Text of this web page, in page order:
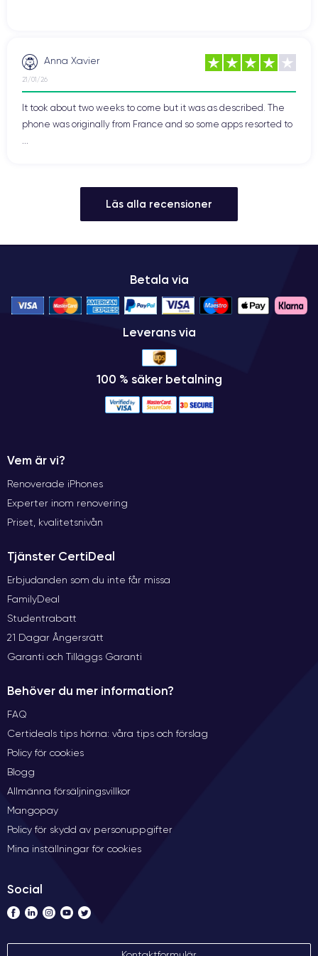
Anna Xavier
21/01/26
It took about two weeks to come but it was as described. The
phone was originally from France and so some apps resorted to
Läs alla recensioner
Betala via
Leverans via
100 % säker betalning
Vem är vi?
Renoverade iPhones
Experter inom renovering
Priset, kvalitetsnivån
Tjänster CertiDeal
Erbjudanden som du inte får missa
FamilyDeal
Studentrabatt
21 Dagar Ångersrätt
Garanti och Tilläggs Garanti
Behöver du mer information?
FAQ
Certideals tips hörna: våra tips och förslag
Policy för cookies
Blogg
Allmänna försäljningsvillkor
Mangopay
Policy för skydd av personuppgifter
Mina inställningar för cookies
Social